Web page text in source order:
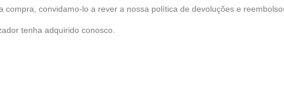
convidamo-lo a rever a nossa política de devoluções e
tenha adquirido conosco.